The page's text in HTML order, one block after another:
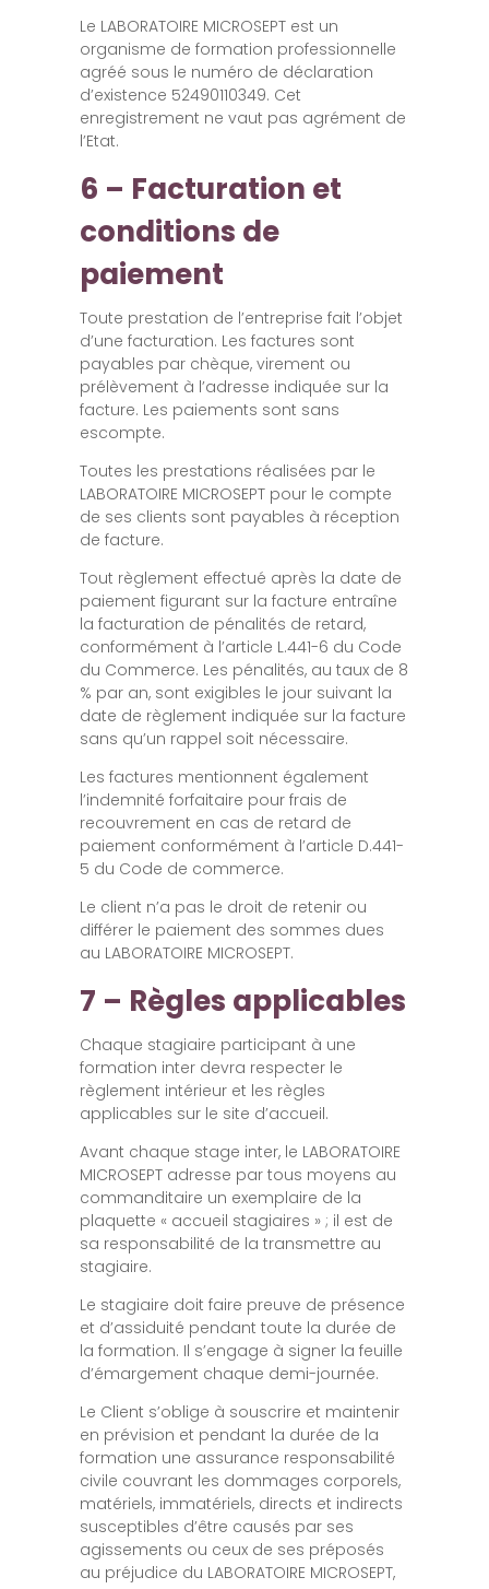
Le LABORATOIRE MICROSEPT est un
organisme de formation professionnelle
agréé sous le numéro de déclaration
d’existence 52490110349. Cet
enregistrement ne vaut pas agrément de
l’Etat.
6 – Facturation et
conditions de
paiement
Toute prestation de l’entreprise fait l’objet
d’une facturation. Les factures sont
payables par chèque, virement ou
prélèvement à l’adresse indiquée sur la
facture. Les paiements sont sans
escompte.
Toutes les prestations réalisées par le
LABORATOIRE MICROSEPT pour le compte
de ses clients sont payables à réception
de facture.
Tout règlement effectué après la date de
paiement figurant sur la facture entraîne
la facturation de pénalités de retard,
conformément à l’article L.441-6 du Code
du Commerce. Les pénalités, au taux de 8
% par an, sont exigibles le jour suivant la
date de règlement indiquée sur la facture
sans qu’un rappel soit nécessaire.
Les factures mentionnent également
l’indemnité forfaitaire pour frais de
recouvrement en cas de retard de
paiement conformément à l’article D.441-
5 du Code de commerce.
Le client n’a pas le droit de retenir ou
différer le paiement des sommes dues
au LABORATOIRE MICROSEPT.
7 – Règles applicables
Chaque stagiaire participant à une
formation inter devra respecter le
règlement intérieur et les règles
applicables sur le site d’accueil.
Avant chaque stage inter, le LABORATOIRE
MICROSEPT adresse par tous moyens au
commanditaire un exemplaire de la
plaquette « accueil stagiaires » ; il est de
sa responsabilité de la transmettre au
stagiaire.
Le stagiaire doit faire preuve de présence
et d’assiduité pendant toute la durée de
la formation. Il s’engage à signer la feuille
d’émargement chaque demi-journée.
Le Client s’oblige à souscrire et maintenir
en prévision et pendant la durée de la
formation une assurance responsabilité
civile couvrant les dommages corporels,
matériels, immatériels, directs et indirects
susceptibles d’être causés par ses
agissements ou ceux de ses préposés
au préjudice du LABORATOIRE MICROSEPT,